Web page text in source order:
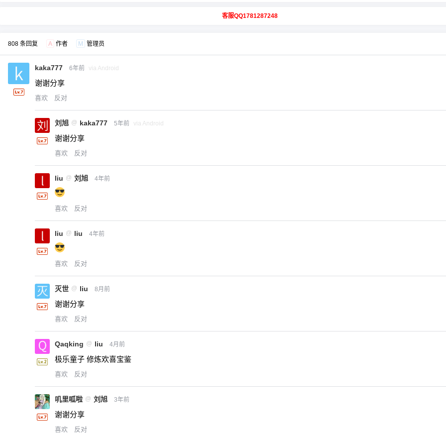
2 5 10
客服QQ1781287248
付费内容
808 条回复 A 作者 M 管理员
kaka777 6年前 via Android
谢谢分享
喜欢 反对
刘旭 @ kaka777 5年前 via Android
谢谢分享
喜欢 反对
liu @ 刘旭 4年前
喜欢 反对
liu @ liu 4年前
喜欢 反对
灭世 @ liu 8月前
谢谢分享
喜欢 反对
Qaqking @ liu 4月前
极乐童子 修炼欢喜宝鉴
喜欢 反对
叽里呱啦 @ 刘旭 3年前
谢谢分享
喜欢 反对